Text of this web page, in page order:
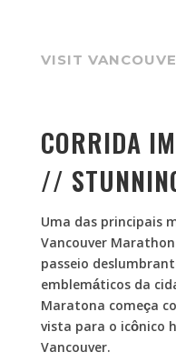
VISIT
CORRIDA
//
Uma das principais
Vancouver
passeio
emblemáticos da
Maratona começa
vista para o icônico
Vancouver.